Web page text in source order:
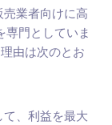
業者向けに高
専門としていま
由は次のとお
、利益を最大